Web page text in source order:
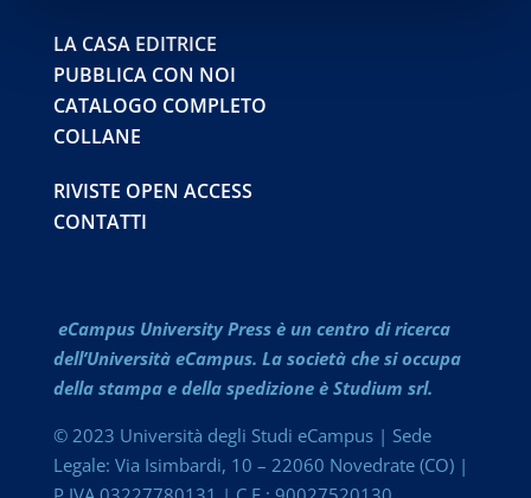
LA CASA EDITRICE
PUBBLICA CON NOI
CATALOGO COMPLETO
COLLANE
RIVISTE OPEN ACCESS
CONTATTI
eCampus University Press è un centro di ricerca
dell’Università eCampus. La società che si occupa
della stampa e della spedizione è Studium srl.
© 2023 Università degli Studi eCampus | Sede
Legale: Via Isimbardi, 10 – 22060 Novedrate (CO) |